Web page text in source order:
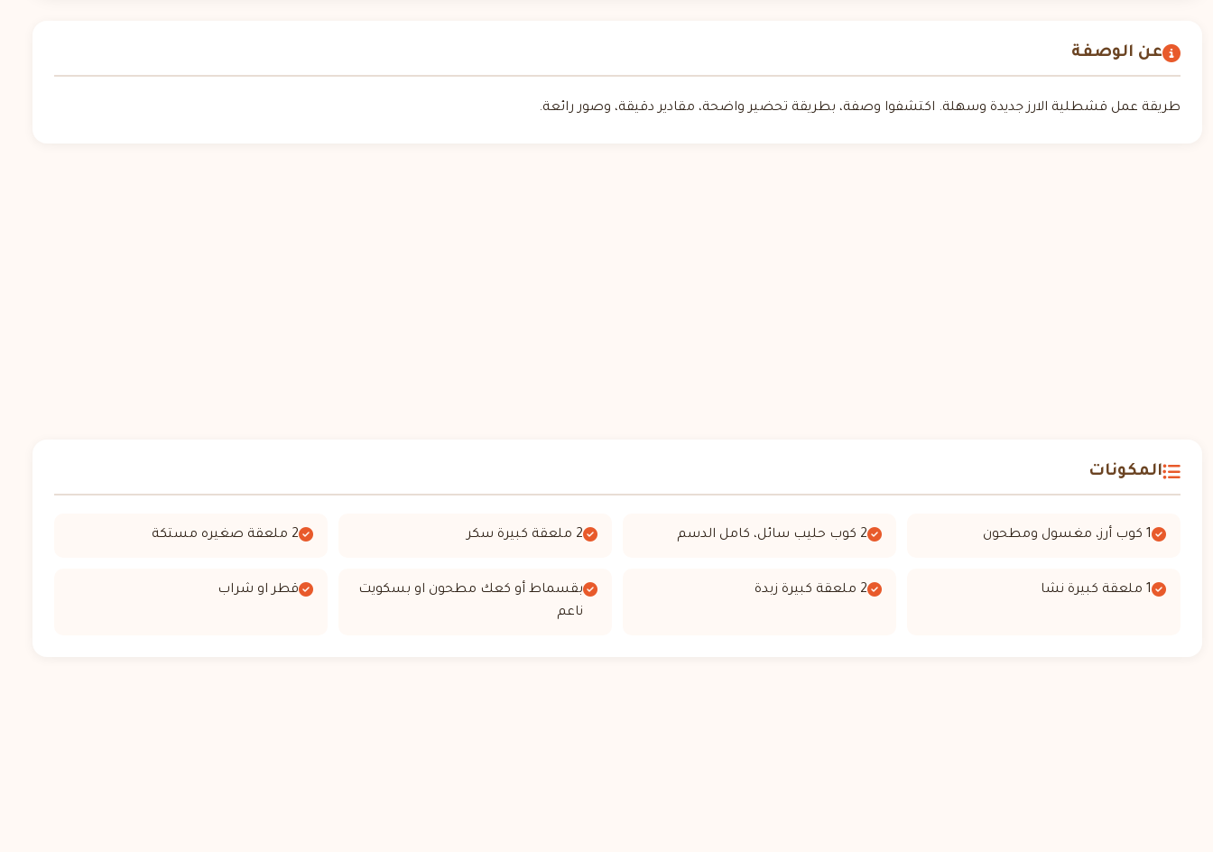
عن الوصفة
طريقة عمل قشطلية الارز جديدة وسهلة. اكتشفوا وصفة، بطريقة تحضير واضحة، مقادير دقيقة، وصور رائعة.
المكونات
1 كوب أرز، مغسول ومطحون 2 كوب حليب سائل، كامل الدسم 2 ملعقة كبيرة سكر 2 ملعقة صغيره مستكة
1 ملعقة كبيرة نشا 2 ملعقة كبيرة زبدة
بقسماط أو كعك مطحون او بسكويت
ناعم
قطر او شراب